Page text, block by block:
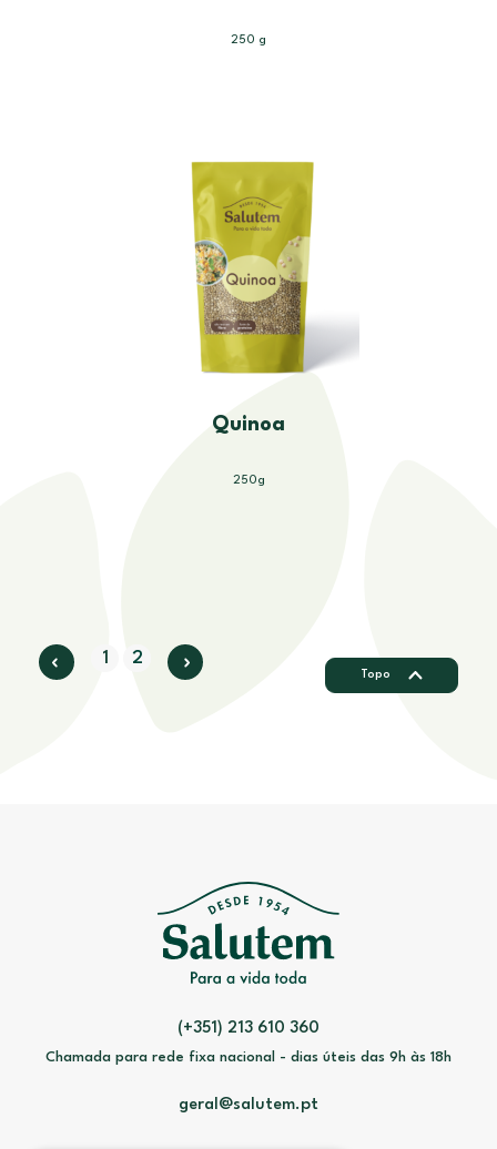
250 g
Quinoa
250g
1 2
Topo
(+351) 213 610 360
Chamada para rede fixa nacional - dias úteis das 9h às 18h
geral@salutem.pt